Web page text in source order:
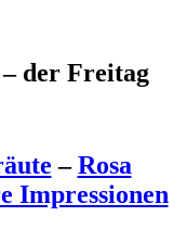
der Freitag
–Rosa
Impressionen